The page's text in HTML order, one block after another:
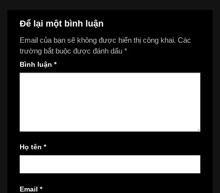
Để lại một bình luận
Email của bạn sẽ không được hiển thị công khai. Các
trường bắt buộc được đánh dấu *
Bình luận *
Họ tên *
Email *